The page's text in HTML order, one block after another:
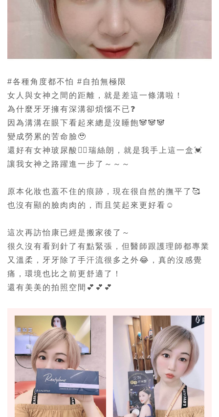
#各種角度都不怕 #自拍無極限
女人與女神之間的距離，就是差這一條溝啦！
為什麼牙牙擁有深溝卻煩惱不已❓
因為溝溝在眼下看起來總是沒睡飽🐼🐼🐼
變成勞累的苦命臉🥹
還好有女神玻尿酸👉🏻瑞絲朗，就是我手上這一盒💓
讓我女神之路躍進一步了～～～
原本化妝也蓋不住的痕跡，現在很自然的撫平了🥰
也沒有顯的臉肉肉的，而且笑起來更好看☺️
這次再訪怡康已經是搬家後了～
很久沒有看到針了有點緊張，但醫師跟護理師都專業
又溫柔，牙牙除了手汗流很多之外😂，真的沒感覺
痛，環境也比之前更舒適了！
還有美美的拍照空間💕💕💕